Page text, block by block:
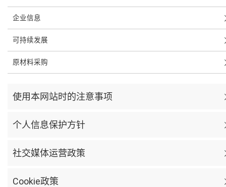
企业信息
可持续发展
原材料采购
使用本网站时的注意事项
个人信息保护方针
社交媒体运营政策
Cookie政策